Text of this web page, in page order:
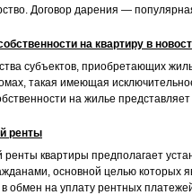
Договор дарения —
на квартиру в
субъектов, приобретающих
такая имеющая
на жилье
ренты
квартиры предполагает
основной целью которых
обмен на уплату рентных